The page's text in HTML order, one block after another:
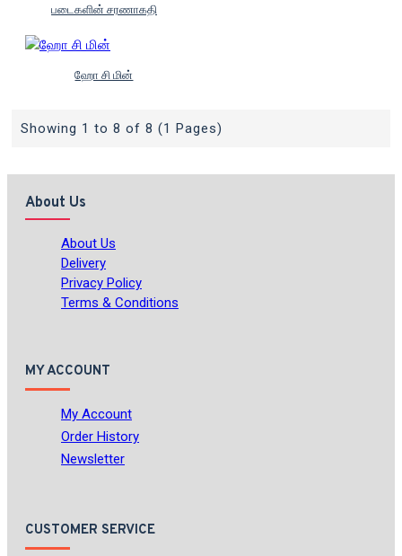
படைகளின் சரணாகதி
ஹோ சி மின்
Showing 1 to 8 of 8 (1 Pages)
About Us
About Us
Delivery
Privacy Policy
Terms & Conditions
MY ACCOUNT
My Account
Order History
Newsletter
CUSTOMER SERVICE